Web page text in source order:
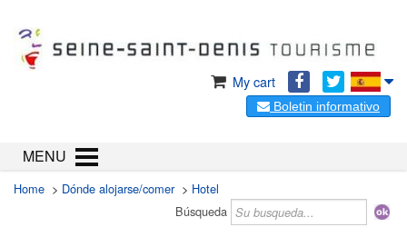
My cart
Boletin informativo
MENU
Home > Dónde alojarse/comer> Hotel
Búsqueda